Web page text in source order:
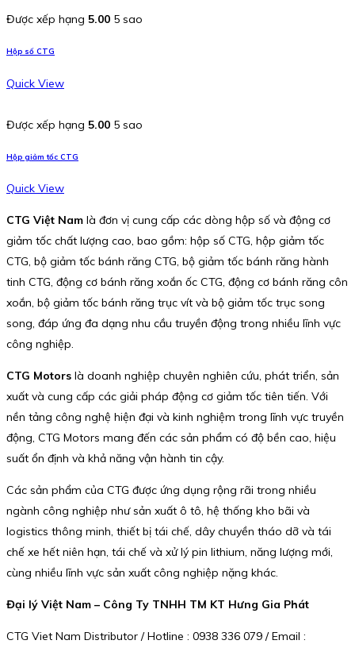
Được xếp hạng 5.00 5 sao
Hộp số CTG
Quick View
Được xếp hạng 5.00 5 sao
Hộp giảm tốc CTG
Quick View
CTG Việt Nam là đơn vị cung cấp các dòng hộp số và động cơ
giảm tốc chất lượng cao, bao gồm: hộp số CTG, hộp giảm tốc
CTG, bộ giảm tốc bánh răng CTG, bộ giảm tốc bánh răng hành
tinh CTG, động cơ bánh răng xoắn ốc CTG, động cơ bánh răng côn
xoắn, bộ giảm tốc bánh răng trục vít và bộ giảm tốc trục song
song, đáp ứng đa dạng nhu cầu truyền động trong nhiều lĩnh vực
công nghiệp.
CTG Motors là doanh nghiệp chuyên nghiên cứu, phát triển, sản
xuất và cung cấp các giải pháp động cơ giảm tốc tiên tiến. Với
nền tảng công nghệ hiện đại và kinh nghiệm trong lĩnh vực truyền
động, CTG Motors mang đến các sản phẩm có độ bền cao, hiệu
suất ổn định và khả năng vận hành tin cậy.
Các sản phẩm của CTG được ứng dụng rộng rãi trong nhiều
ngành công nghiệp như sản xuất ô tô, hệ thống kho bãi và
logistics thông minh, thiết bị tái chế, dây chuyền tháo dỡ và tái
chế xe hết niên hạn, tái chế và xử lý pin lithium, năng lượng mới,
cùng nhiều lĩnh vực sản xuất công nghiệp nặng khác.
Đại lý Việt Nam – Công Ty TNHH TM KT Hưng Gia Phát
CTG Viet Nam Distributor / Hotline : 0938 336 079 / Email :